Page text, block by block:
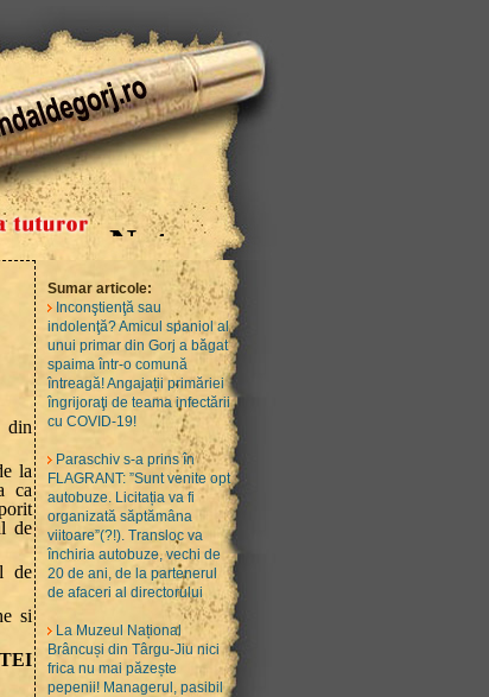
Sumar articole:
Inconştienţă sau
indolenţă? Amicul spaniol al
unui primar din Gorj a băgat
spaima într-o comună
întreagă! Angajații primăriei
îngrijoraţi de teama infectării
cu COVID-19!
Paraschiv s-a prins în
FLAGRANT: ”Sunt venite opt
autobuze. Licitația va fi
organizată săptămâna
viitoare”(?!). Transloc va
închiria autobuze, vechi de
20 de ani, de la partenerul
de afaceri al directorului
La Muzeul Național
Brâncuși din Târgu-Jiu nici
frica nu mai păzește
pepenii! Managerul, pasibil
din
la
ca
de
de
si